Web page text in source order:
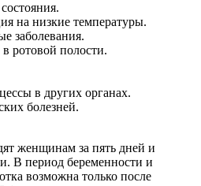
на низкие температуры.
заболевания.
ротовой полости.
в других органах.
болезней.
женщинам за пять дней и
В период беременности и
возможна только после